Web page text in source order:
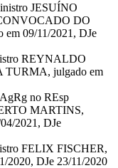
JESUÍNO
DO
09/11/2021, DJe
REYNALDO
TURMA, julgado em
no REsp
MARTINS,
2021, DJe
FELIX FISCHER,
DJe 23/11/2020